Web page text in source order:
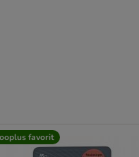
favorit